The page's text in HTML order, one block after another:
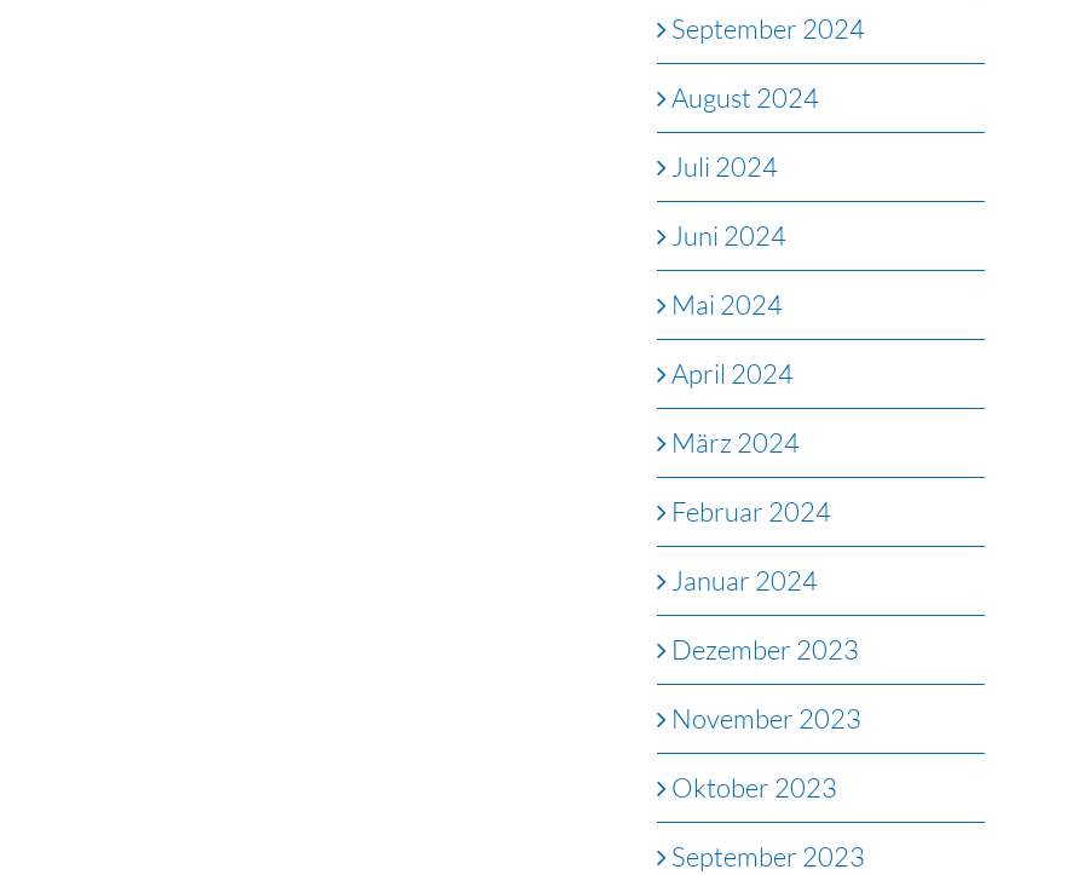
September 2024
August 2024
Juli 2024
Juni 2024
Mai 2024
April 2024
März 2024
Februar 2024
Januar 2024
Dezember 2023
November 2023
Oktober 2023
September 2023